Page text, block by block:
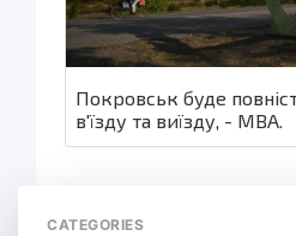
Покровськ буде
в'їзду та виїзду, - МВА.
CATEGORIES